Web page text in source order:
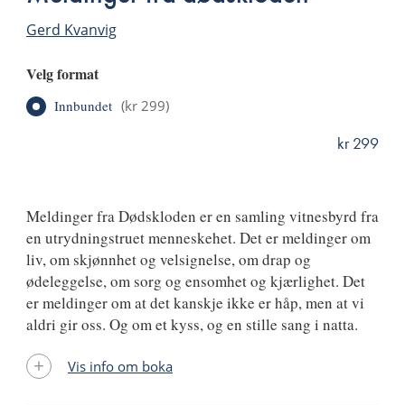
Gerd Kvanvig
Velg format
Innbundet (kr 299)
kr 299
Meldinger fra Dødskloden er en samling vitnesbyrd fra
en utrydningstruet menneskehet. Det er meldinger om
liv, om skjønnhet og velsignelse, om drap og
ødeleggelse, om sorg og ensomhet og kjærlighet. Det
er meldinger om at det kanskje ikke er håp, men at vi
aldri gir oss. Og om et kyss, og en stille sang i natta.
Vis info om boka